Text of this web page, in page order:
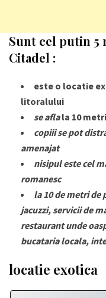
Sunt cel putin 5
Citadel :
este o locatie
litoralului
se aflala 10
copiii se pot
amenajat
nisipul este cel
romanesc
la 10 de metri de
jacuzzi, servicii de
restaurant unde
bucataria locala,
locatie exotica